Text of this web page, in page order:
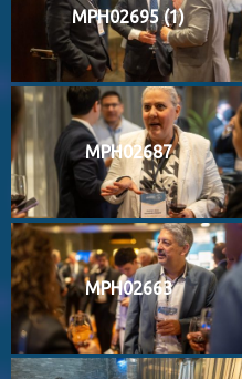
MPH02695 (1)
MPH02687
MPH02663